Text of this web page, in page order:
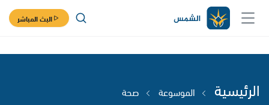
البث المباشر
الرئيسية الموسوعة صحة